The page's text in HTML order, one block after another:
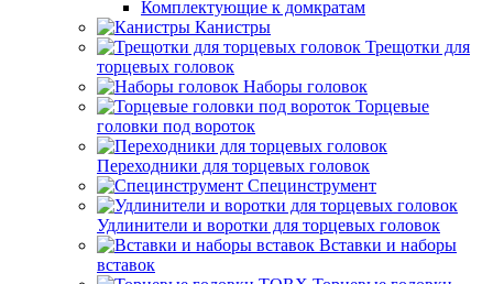
Комплектующие к домкратам
Канистры
Трещотки для
торцевых головок
Наборы головок
Торцевые
головки под вороток
Переходники для торцевых головок
Специнструмент
Удлинители и воротки для торцевых головок
Вставки и наборы
вставок